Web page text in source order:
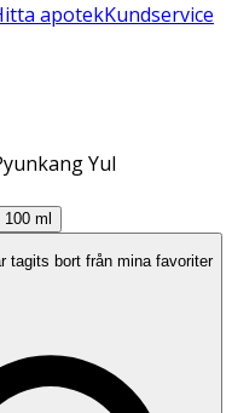
apotekKundservice
Yul
tagits bort från mina favoriter